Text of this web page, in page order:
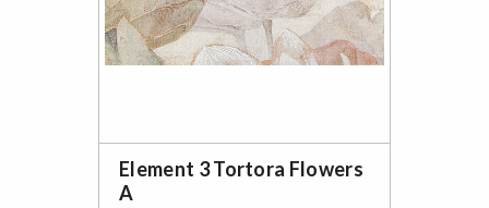
Element 3 Tortora Flowers
A